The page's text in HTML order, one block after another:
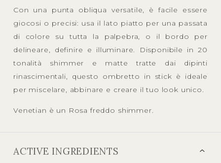
Con una punta obliqua versatile, è facile essere
giocosi o precisi: usa il lato piatto per una passata
di colore su tutta la palpebra, o il bordo per
delineare, definire e illuminare. Disponibile in 20
tonalità shimmer e matte tratte dai dipinti
rinascimentali, questo ombretto in stick è ideale
per miscelare, abbinare e creare il tuo look unico.
Venetian è un Rosa freddo shimmer.
ACTIVE INGREDIENTS